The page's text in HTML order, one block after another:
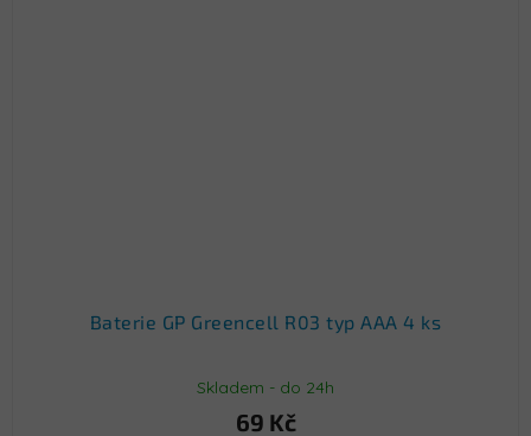
Baterie GP Greencell R03 typ AAA 4 ks
Skladem - do 24h
69 Kč